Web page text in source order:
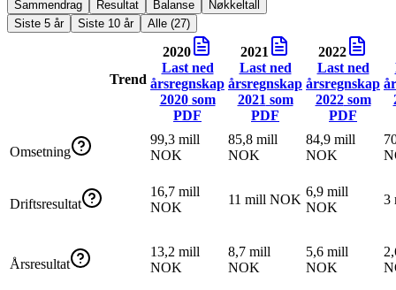
Sammendrag Resultat Balanse
Nøkkeltall
Siste 5 år
Siste 10 år Alle (27)
Trend
2020
Last ned
årsregnskap
2020som
PDF
2021
Last ned
årsregnskap
2021 som
PDF
2022
Last ned
årsregnskap
2022som
PDF
Omsetning
99,3 mill
NOK
85,8 mill
NOK
84,9 mill
NOK
Driftsresultat
16,7 mill
NOK
11 mill NOK
6,9 mill
NOK
3
Årsresultat
13,2 mill
NOK
8,7 mill
NOK
5,6 mill
NOK